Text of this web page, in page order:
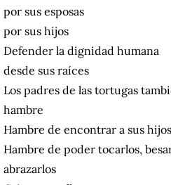
por sus esposas
por sus hijos
Defender la dignidad humana
desde sus raíces
Los padres de las tortugas
hambre
Hambre de encontrar a sus hijos
Hambre de poder tocarlos,
abrazarlos